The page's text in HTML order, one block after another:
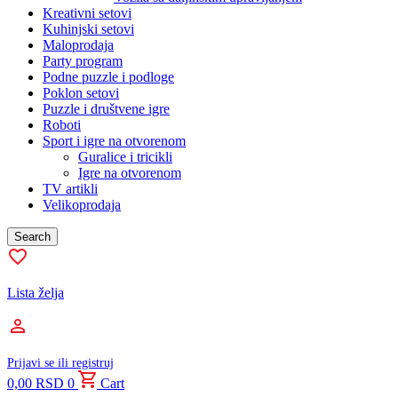
Kreativni setovi
Kuhinjski setovi
Maloprodaja
Party program
Podne puzzle i podloge
Poklon setovi
Puzzle i društvene igre
Roboti
Sport i igre na otvorenom
Guralice i tricikli
Igre na otvorenom
TV artikli
Velikoprodaja
Search
Lista želja
Prijavi se ili registruj
0,00 RSD 0
Cart